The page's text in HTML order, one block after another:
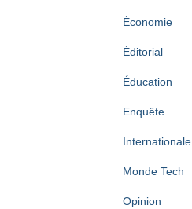
Économie
Éditorial
Éducation
Enquête
Internationale
Monde Tech
Opinion